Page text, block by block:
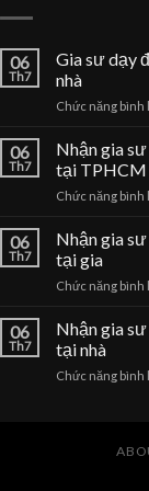
06
Th7
Gia sư dạy
nhà
Chức năng bình
06
Th7
Nhận gia
tại TPHCM
Chức năng bình
06
Th7
Nhận gia
tại gia
Chức năng bình
06
Th7
Nhận gia
tại nhà
Chức năng bình